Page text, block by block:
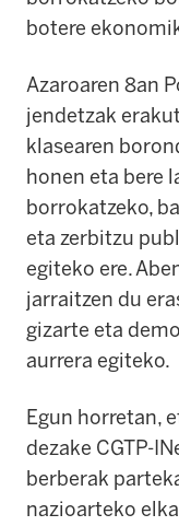
botere
Azaroaren 8an
jendetzak
klasearen
honen eta bere
borrokatzeko,
eta zerbitzu
egiteko ere.
jarraitzen du
gizarte eta
aurrera egiteko.
Egun horretan,
dezake CGTP-
berberak
nazioarteko